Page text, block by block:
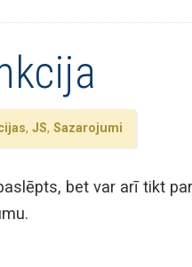
, JS, Sazarojumi
bet var arī tikt